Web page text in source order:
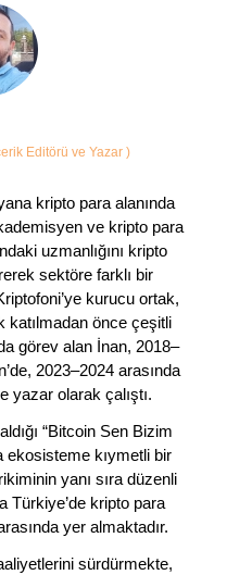
Editörü ve Yazar )
kripto para alanında
ve kripto para
uzmanlığını kripto
sektöre farklı bir
kurucu ortak,
katılmadan önce çeşitli
görev alan İnan, 2018–
2023–2024 arasında
yazar olarak çalıştı.
“Bitcoin Sen Bizim
ekosisteme kıymetli bir
yanı sıra düzenli
Türkiye’de kripto para
yer almaktadır.
sürdürmekte,